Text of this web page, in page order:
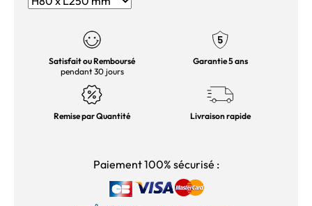
Satisfait ou Remboursé
pendant 30 jours
Garantie 5 ans
Remise par Quantité Livraison rapide
Paiement 100% sécurisé :